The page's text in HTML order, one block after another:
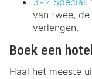
van twee,
verlengen.
Boek een
Haal het meeste